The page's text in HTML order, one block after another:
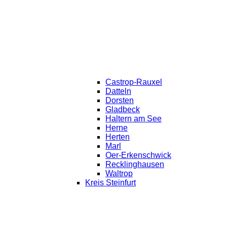
Castrop-Rauxel
Datteln
Dorsten
Gladbeck
Haltern am See
Herne
Herten
Marl
Oer-Erkenschwick
Recklinghausen
Waltrop
Kreis Steinfurt